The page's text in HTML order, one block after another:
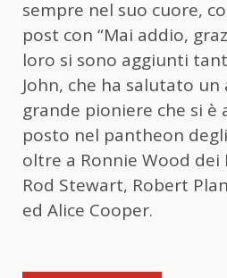
sempre nel suo cuore,
post con “Mai addio,
loro si sono aggiunti
John, che ha salutato un
grande pioniere che si è
posto nel pantheon
oltre a Ronnie Wood dei
Rod Stewart, Robert
ed Alice Cooper.